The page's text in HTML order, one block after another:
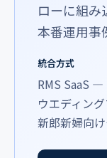
ローに組み
本番運用事
統合方式
RMS SaaS ―
ウエディン
新郎新婦向